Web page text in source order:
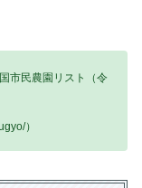
市民農園リスト（令
）